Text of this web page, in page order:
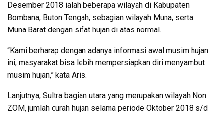
Desember 2018 ialah beberapa wilayah di Kabupaten
Bombana, Buton Tengah, sebagian wilayah Muna, serta
Muna Barat dengan sifat hujan di atas normal.
“Kami berharap dengan adanya informasi awal musim hujan
ini, masyarakat bisa lebih mempersiapkan diri menyambut
musim hujan,” kata Aris.
Lanjutnya, Sultra bagian utara yang merupakan wilayah Non
ZOM, jumlah curah hujan selama periode Oktober 2018 s/d